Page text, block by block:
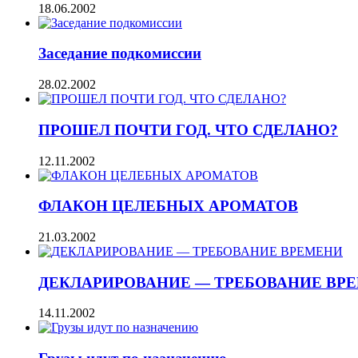
18.06.2002
Заседание подкомиссии
28.02.2002
ПРОШЕЛ ПОЧТИ ГОД. ЧТО СДЕЛАНО?
12.11.2002
ФЛАКОН ЦЕЛЕБНЫХ АРОМАТОВ
21.03.2002
ДЕКЛАРИРОВАНИЕ — ТРЕБОВАНИЕ
14.11.2002